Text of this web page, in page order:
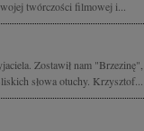
twórczości filmowej i...
Zostawił nam
słowa otuchy. Krzysztof...